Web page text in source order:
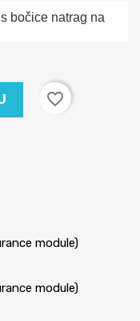
bočice natrag na
favorite_border
module)
module)